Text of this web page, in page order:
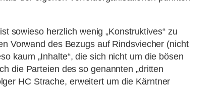
sowieso herzlich wenig „Konstruktives“ zu
Vorwand des Bezugs auf Rindsviecher (nicht
kaum „Inhalte“, die sich nicht um die bösen
die Parteien des so genannten „dritten
HC Strache, erweitert um die Kärntner